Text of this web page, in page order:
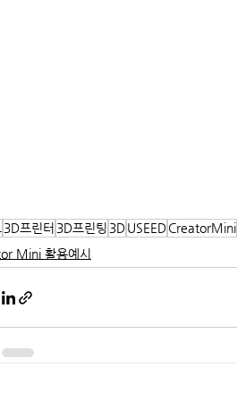
3D프린터 3D프린팅 3DUSEEDCreatorMini
Mini 활용예시